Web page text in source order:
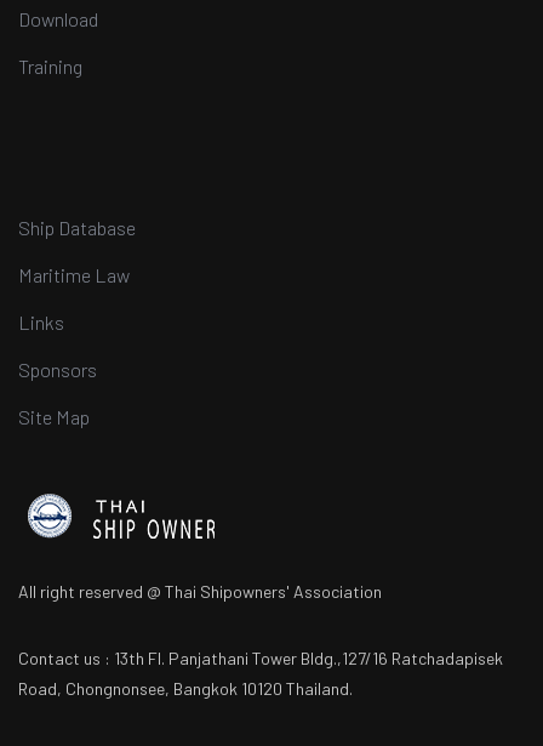
Download
Training
Ship Database
Maritime Law
Links
Sponsors
Site Map
All right reserved @ Thai Shipowners' Association
Contact us : 13th Fl. Panjathani Tower Bldg.,127/16 Ratchadapisek
Road, Chongnonsee, Bangkok 10120 Thailand.